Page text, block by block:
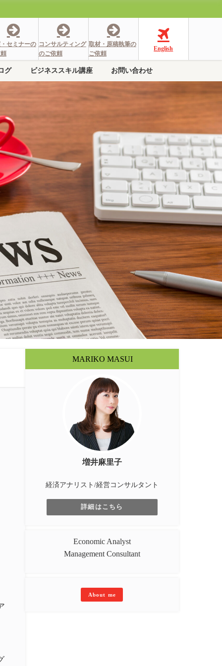
セミナーの コンサルティング
のご依頼
取材・原稿執筆の
ご依頼
English
グ ビジネススキル講座 お問い合わせ
MARIKO MASUI
増井麻里子
経済アナリスト/経営コンサルタント
詳細はこちら
Economic Analyst
Management Consultant
About me